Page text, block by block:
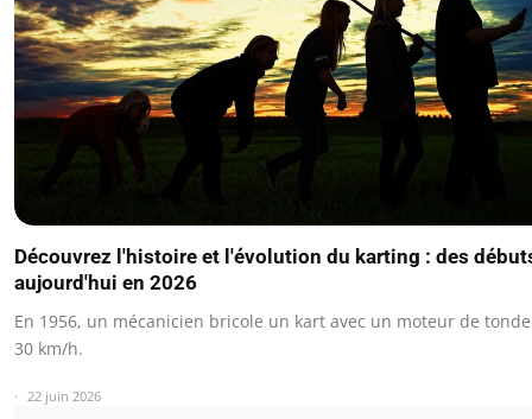
Découvrez l'histoire et l'évolution du karting : des
aujourd'hui en 2026
En 1956, un mécanicien bricole un kart avec un moteur de
30 km/h.
22 juin 2026